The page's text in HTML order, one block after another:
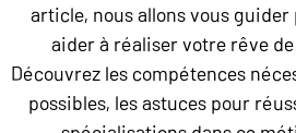
article, nous allons vous guider
aider à réaliser votre rêve
Découvrez les compétences
possibles, les astuces pour